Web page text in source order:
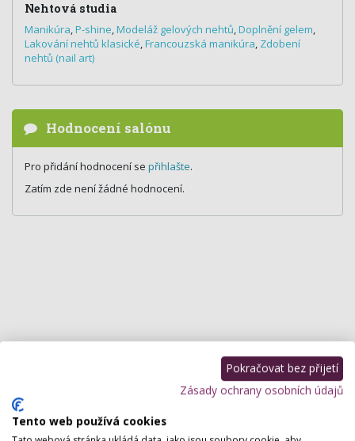
Nehtová studia
Manikúra,P-shine,Modeláž gelových nehtů,Doplnění gelem,
Lakování nehtů klasické,Francouzská manikúra, Zdobení
nehtů (nail art)
Hodnocení salónu
Pro přidání hodnocení se přihlašte.
Zatím zde není žádné hodnocení.
Pokračovat bez přijetí
Zásady ochrany osobních údajů
Tento web používá cookies